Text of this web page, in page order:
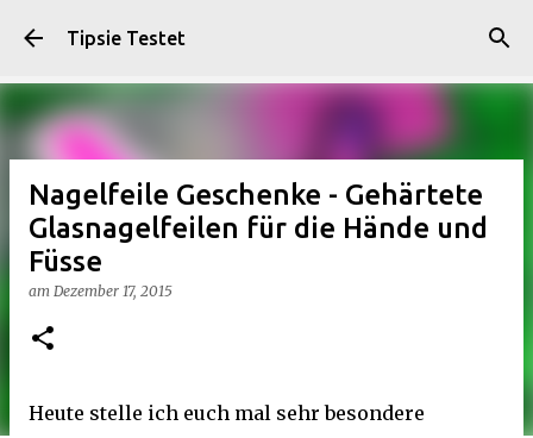
Direkt zum Hauptbereich
Tipsie Testet
Nagelfeile Geschenke - Gehärtete
Glasnagelfeilen für die Hände und
Füsse
am Dezember 17, 2015
Heute stelle ich euch mal sehr besondere